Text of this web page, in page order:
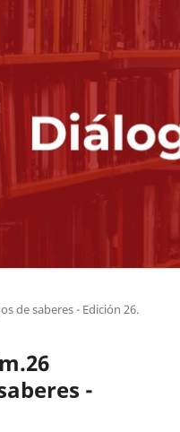
de saberes - Edición 26.
-